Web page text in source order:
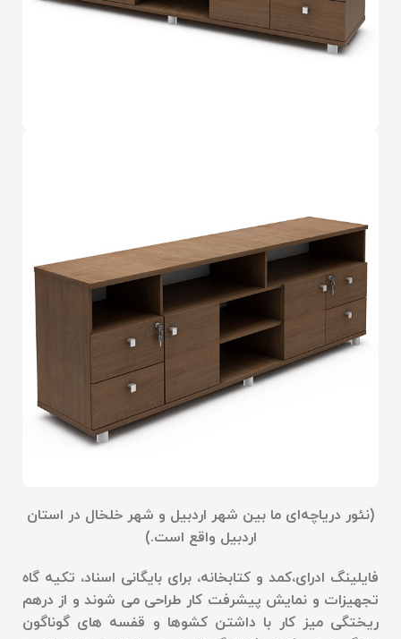
(نئور دریاچه‌ای ما بین شهر اردبیل و شهر خلخال در استان
اردبیل واقع است.)
فایلینگ ادرای،کمد و کتابخانه، برای بایگانی اسناد، تکیه گاه
تجهیزات و نمایش پیشرفت کار طراحی می شوند و از درهم
ریختگی میز کار با داشتن کشوها و قفسه های گوناگون